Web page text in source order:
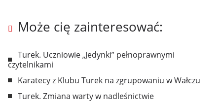
Może cię zainteresować:
Turek. Uczniowie „Jedynki” pełnoprawnymi
czytelnikami
Karatecy z Klubu Turek na zgrupowaniu w Wałczu
Turek. Zmiana warty w nadleśnictwie